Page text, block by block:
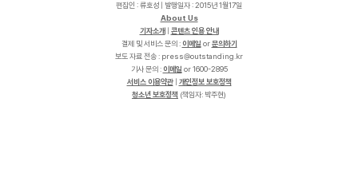
편집인 : 류호성 | 발행일자 : 2015년 1월17일
About Us
기자소개
콘텐츠 인용 안내
결제 및 서비스 문의 : 이메일 or문의하기
보도 자료 전송 :
r
k
.
g
n
i
d
n
a
t
s
t
u
o
@
s
s
e
r
p
기사 문의 : 이메일 or 1600-2895
서비스 이용약관| 개인정보 보호정책
청소년 보호정책 (책임자: 박주현)